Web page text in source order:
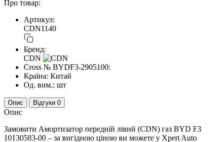
Про товар:
Артикул:
CDN1140
Бренд:
CDN
Cross № BYDF3-2905100:
Країна: Китай
Од. вим.: шт
Опис Відгуки 0
Опис
Замовити Амортизатор передній лівий (CDN) газ BYD F3
10130583-00 – за вигідною ціною ви можете у Xpert Auto